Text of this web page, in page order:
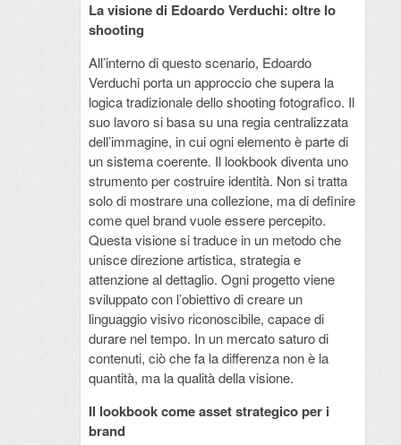
La visione di Edoardo Verduchi: oltre lo
shooting
All’interno di questo scenario, Edoardo
Verduchi porta un approccio che supera la
logica tradizionale dello shooting fotografico. Il
suo lavoro si basa su una regia centralizzata
dell’immagine, in cui ogni elemento è parte di
un sistema coerente. Il lookbook diventa uno
strumento per costruire identità. Non si tratta
solo di mostrare una collezione, ma di definire
come quel brand vuole essere percepito.
Questa visione si traduce in un metodo che
unisce direzione artistica, strategia e
attenzione al dettaglio. Ogni progetto viene
sviluppato con l’obiettivo di creare un
linguaggio visivo riconoscibile, capace di
durare nel tempo. In un mercato saturo di
contenuti, ciò che fa la differenza non è la
quantità, ma la qualità della visione.
Il lookbook come asset strategico per i
brand